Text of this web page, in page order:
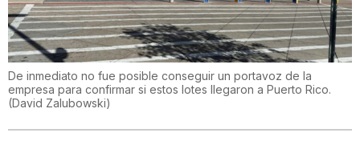
De inmediato no fue posible conseguir un portavoz de la
empresa para confirmar si estos lotes llegaron a Puerto Rico.
(David Zalubowski)